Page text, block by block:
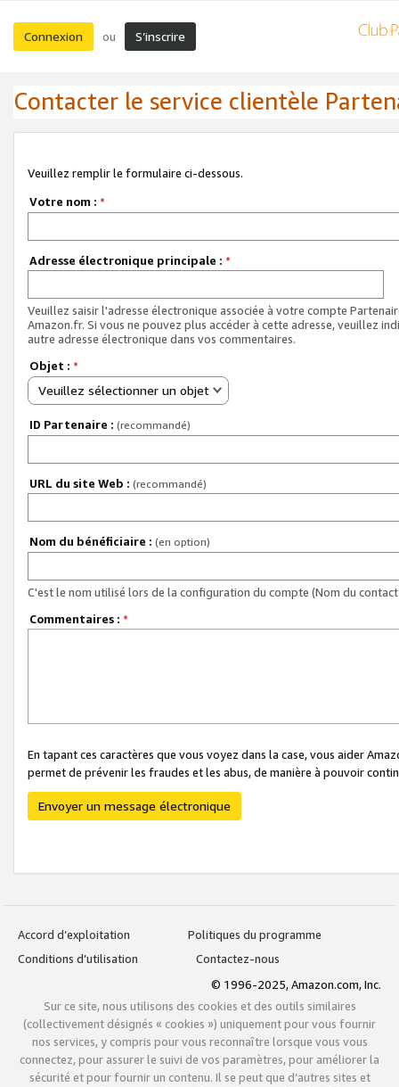
Connexion ou S’inscrire
Contacter le service clientèle
Veuillez remplir le formulaire ci-dessous.
Votre nom : *
Adresse électronique principale : *
Veuillez saisir l'adresse électronique associée à votre compte
Amazon.fr. Si vous ne pouvez plus accéder à cette adresse, veuillez
autre adresse électronique dans vos commentaires.
Objet : *
Veuillez sélectionner un objet
ID Partenaire : (recommandé)
URL du site Web : (recommandé)
Nom du bénéficiaire : (en option)
C'est le nom utilisé lors de la configuration du compte (Nom du
Commentaires : *
En tapant ces caractères que vous voyez dans la case, vous aider
permet de prévenir les fraudes et les abus, de manière à pouvoir
Envoyer un message électronique
Accord d’exploitation
Politiques du programme
Conditions d’utilisation
Contactez-nous
© 1996-2025, Amazon.com, Inc.
Sur ce site, nous utilisons des cookies et des outils similaires
(collectivement désignés « cookies ») uniquement pour vous fournir
nos services, y compris pour vous reconnaître lorsque vous vous
connectez, pour assurer le suivi de vos paramètres, pour améliorer la
sécurité et pour fournir un contenu. Il se peut que d’autres sites et